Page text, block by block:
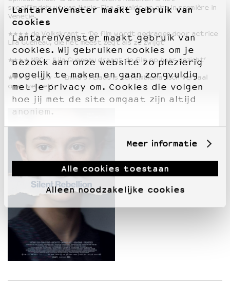
LantarenVenster maakt gebruik van
cookies
LantarenVenster maakt gebruik van
cookies. Wij gebruiken cookies om je
bezoek aan onze website zo plezierig
mogelijk te maken en gaan zorgvuldig
met je privacy om. Cookies die volgen
hoe jij met de site omgaat zijn altijd
anoniem.
Meer informatie
Alle cookies toestaan
Alleen noodzakelijke cookies
speelfilmdebuut van Marie-Elsa Sgualdo en ging in première in
Venetië.
★★★★ de Volkskrant – ‘De film wordt gedragen door actrice
Lila Gueneau, die het meest zegt als ze zwijgt’
★★★★ NRC – ‘Lila Gueneau draagt de film op haar gezicht’
★★★★ Trouw – ‘Emma’s relaas is een emblematisch verhaal
over verzet’